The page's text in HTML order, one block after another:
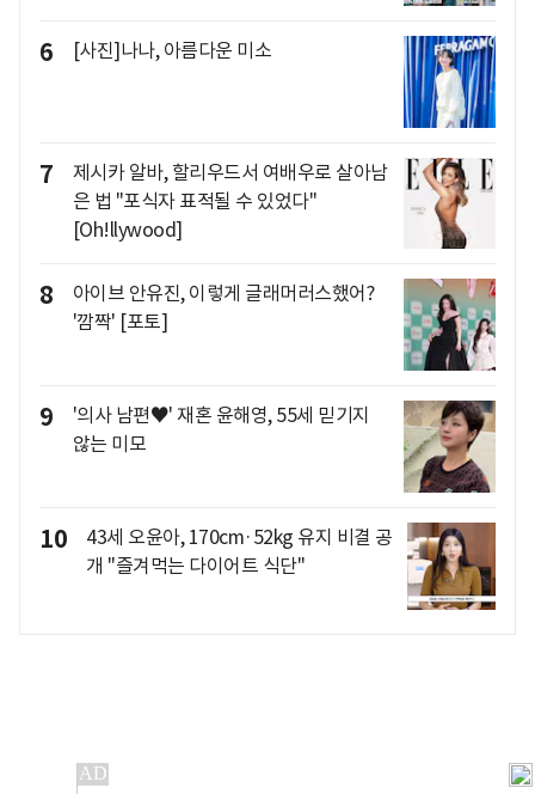
6 [사진]나나, 아름다운 미소
7
제시카 알바, 할리우드서 여배우로 살아남
은 법 "포식자 표적될 수 있었다"
[Oh!llywood]
8
아이브 안유진, 이렇게 글래머러스했어?
'깜짝' [포토]
9
'의사 남편♥' 재혼 윤해영, 55세 믿기지
않는 미모
10
43세 오윤아, 170cm·52kg 유지 비결 공
개 "즐겨먹는 다이어트 식단"